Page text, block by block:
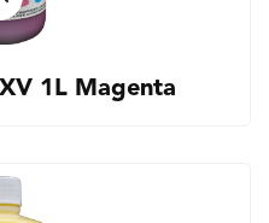
1L Magenta